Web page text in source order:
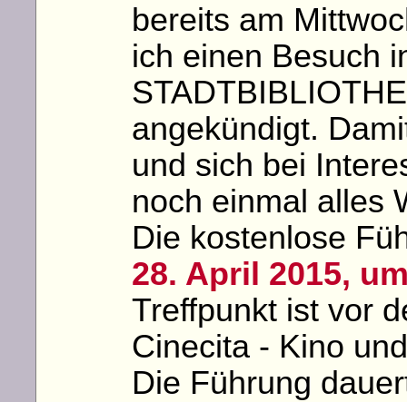
bereits am
ich einen Besuch
angekündigt.
und sich bei
noch einmal alles
Die kostenlose
28. April 2015,
Treffpunkt ist vor
Cinecita - Kino
Die Führung